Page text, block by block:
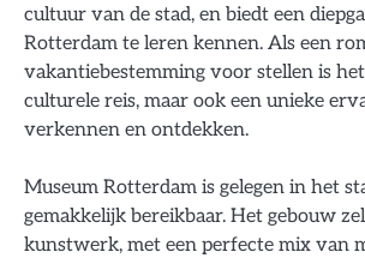
cultuur van de stad, en biedt een
Rotterdam te leren kennen. Als een
vakantiebestemming voor stellen is
culturele reis, maar ook een unieke
verkennen en ontdekken.
Museum Rotterdam is gelegen in het
gemakkelijk bereikbaar. Het gebouw
kunstwerk, met een perfecte mix van